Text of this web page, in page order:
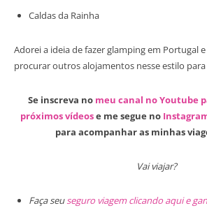
Caldas da Rainha
Adorei a ideia de fazer glamping em Portugal
procurar outros alojamentos nesse estilo
Se inscreva no meu canal no Youtube
próximos vídeose me segue no
para acompanhar as minhas
Vai viajar?
Faça seuseguro viagem clicando aqui e